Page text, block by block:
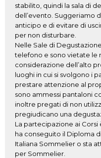
stabilito, quindi la sala di
dell’evento. Suggeriamo
anticipo e di evitare di
per non disturbare.
Nelle Sale di
telefono e sono vietate le
considerazione dell’alto
luoghi in cui si svolgono i
prestare attenzione al
sono ammessi pantaloni
inoltre pregati di non
pregiudicano una
La partecipazione ai
ha conseguito il Diploma
Italiana Sommelier o sta
per Sommelier.